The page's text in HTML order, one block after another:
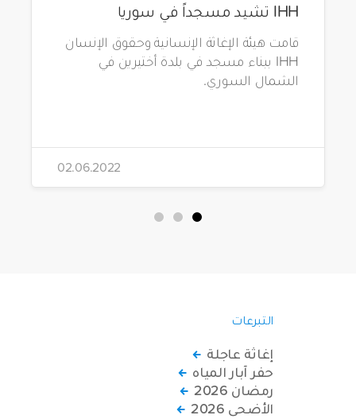
IHH تشيد مسجداً في سوريا
قامت هيئة الإغاثة الإنسانية وحقوق الإنسان
IHH ببناء مسجد في بلدة أختيرين في
الشمال السوري.
02.06.2022
التبرعات
إغاثة عاجلة
حفر آبار المياه
رمضان 2026
الأضحى 2026